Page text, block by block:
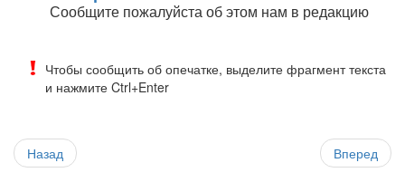
Сообщите пожалуйста об этом нам в редакцию
Чтобы сообщить об опечатке, выделите фрагмент текста
и нажмите Ctrl+Enter
Назад Вперед